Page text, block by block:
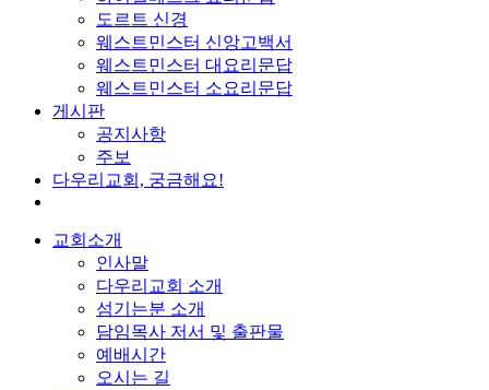
도르트 신경
웨스트민스터 신앙고백서
웨스트민스터 대요리문답
웨스트민스터 소요리문답
게시판
공지사항
주보
다우리교회, 궁금해요!
교회소개
인사말
다우리교회 소개
섬기는분 소개
담임목사 저서 및 출판물
예배시간
오시는 길